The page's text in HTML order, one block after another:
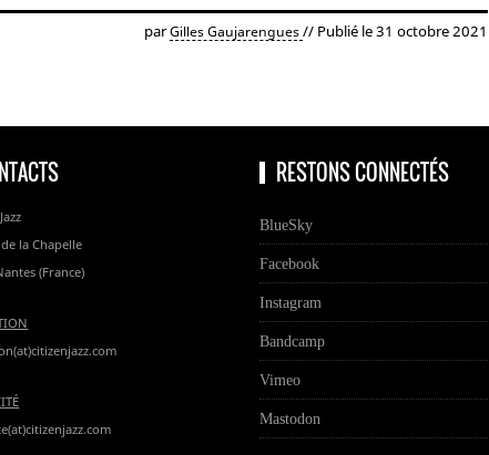
parGilles Gaujarengues// Publié le 31 octobre 2021
la Chapelle
(France)
RESTONS CONNECTÉS
BlueSky
Facebook
Instagram
Bandcamp
Vimeo
Mastodon